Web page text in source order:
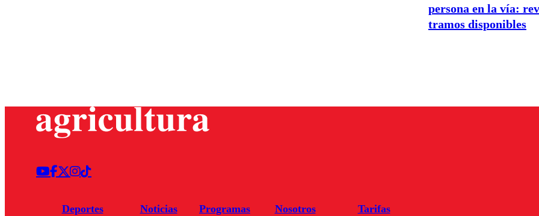
persona en la vía:
tramos disponibles
Deportes
Noticias
Programas
Nosotros
Tarifas